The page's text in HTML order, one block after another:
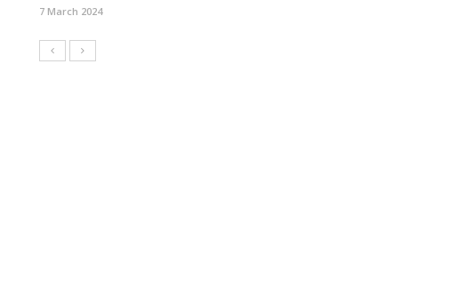
7 March 2024